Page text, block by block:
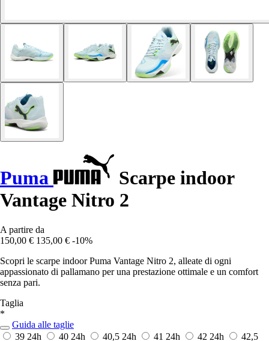
Puma
Scarpe indoor
Vantage Nitro 2
A partire da
150,00 € 135,00 € -10%
Scopri le scarpe indoor Puma Vantage Nitro 2, alleate di ogni
appassionato di pallamano per una prestazione ottimale e un comfort
senza pari.
Taglia
*
Guida alle taglie
39 24h 40 24h 40,5 24h 41 24h 42 24h
42,5